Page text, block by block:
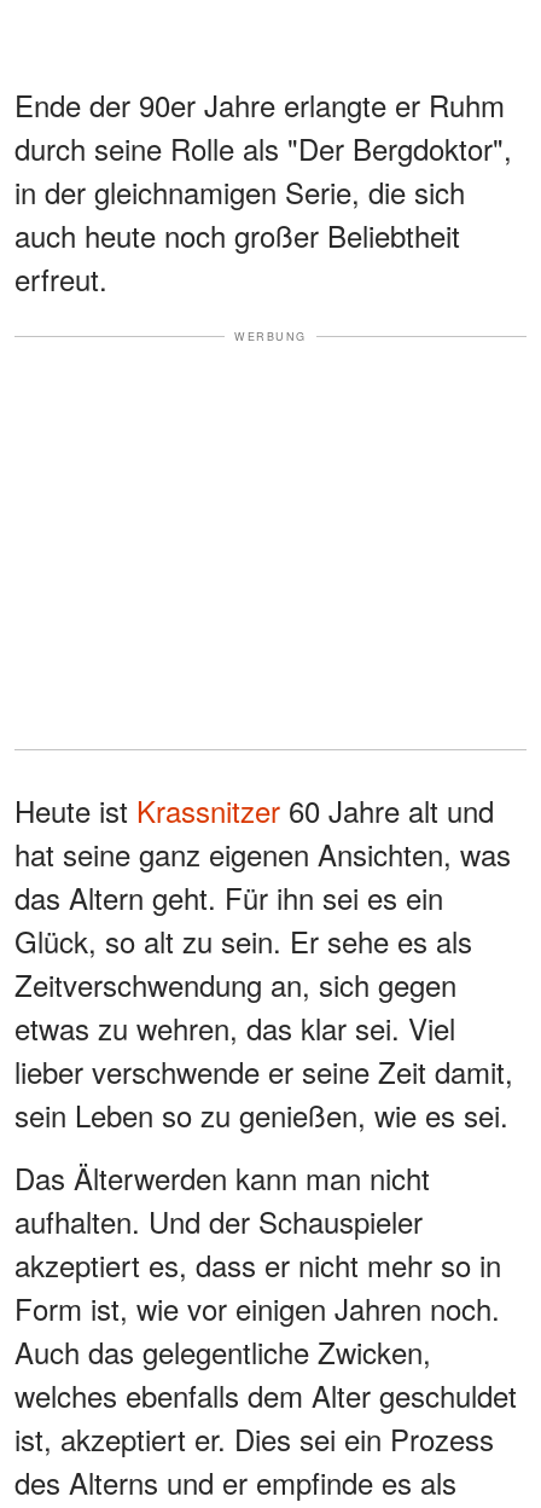
Ende der 90er Jahre erlangte er Ruhm
durch seine Rolle als "Der Bergdoktor",
in der gleichnamigen Serie, die sich
auch heute noch großer Beliebtheit
erfreut.
WERBUNG
Heute ist Krassnitzer 60 Jahre alt und
hat seine ganz eigenen Ansichten, was
das Altern geht. Für ihn sei es ein
Glück, so alt zu sein. Er sehe es als
Zeitverschwendung an, sich gegen
etwas zu wehren, das klar sei. Viel
lieber verschwende er seine Zeit damit,
sein Leben so zu genießen, wie es sei.
Das Älterwerden kann man nicht
aufhalten. Und der Schauspieler
akzeptiert es, dass er nicht mehr so in
Form ist, wie vor einigen Jahren noch.
Auch das gelegentliche Zwicken,
welches ebenfalls dem Alter geschuldet
ist, akzeptiert er. Dies sei ein Prozess
des Alterns und er empfinde es als